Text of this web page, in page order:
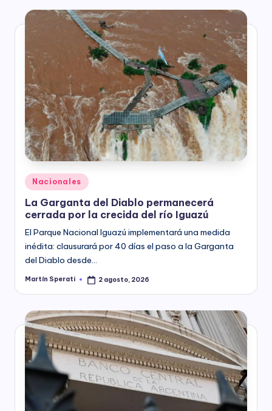
Posted
in
Nacionales
La Garganta del Diablo permanecerá
cerrada por la crecida del río Iguazú
El Parque Nacional Iguazú implementará una medida
inédita: clausurará por 40 días el paso a la Garganta
del Diablo desde…
Posted
Martín Sperati 2 agosto, 2026